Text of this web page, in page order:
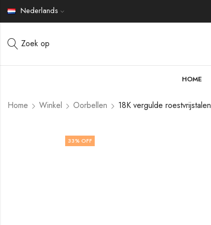
Nederlands
Zoek op
HOME
Home Winkel Oorbellen
33% OFF